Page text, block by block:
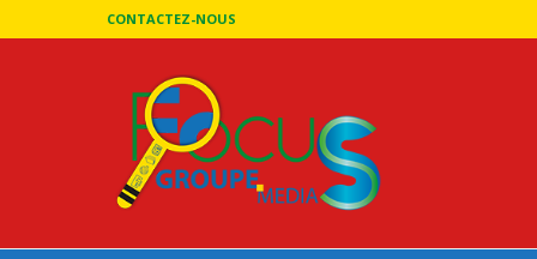
CONTACTEZ-NOUS